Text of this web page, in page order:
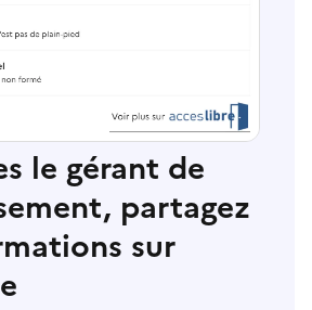
le gérant de
partagez
sur